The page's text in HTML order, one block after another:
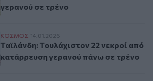
γερανού σε τρένο
Ταϊλάνδη: Τουλάχιστον 22 νεκροί από
ΚΟΣΜΟΣ 14.01.2026
Ταϊλάνδη: Τουλάχιστον 22 νεκροί από
κατάρρευση γερανού πάνω σε τρένο